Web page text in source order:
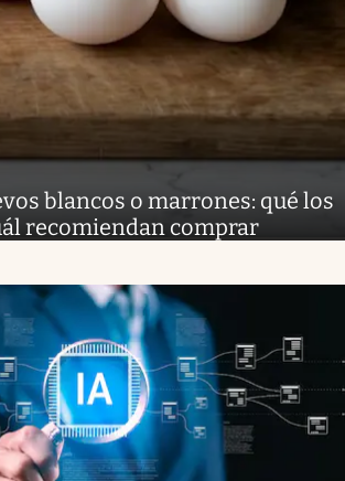
blancos o marrones: qué los
recomiendan comprar